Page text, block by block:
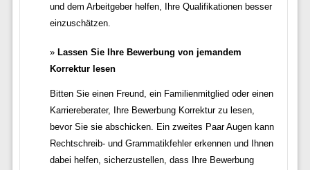
und dem Arbeitgeber helfen, Ihre Qualifikationen besser
einzuschätzen.
Lassen Sie Ihre Bewerbung von jemandem
Korrektur lesen
Bitten Sie einen Freund, ein Familienmitglied oder einen
Karriereberater, Ihre Bewerbung Korrektur zu lesen,
bevor Sie sie abschicken. Ein zweites Paar Augen kann
Rechtschreib- und Grammatikfehler erkennen und Ihnen
dabei helfen, sicherzustellen, dass Ihre Bewerbung